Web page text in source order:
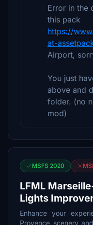
Error in the
this pack
https://
at-
Airport,
You just
above and
folder. (no
mod)
MSFS 2020
LFML
Lights
Enhance your
Provence scenery